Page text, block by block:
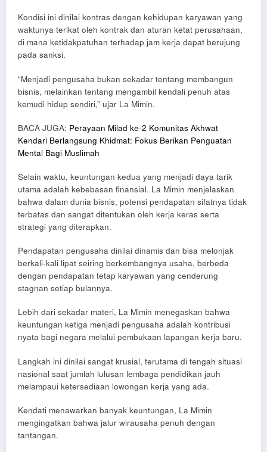
Kondisi ini dinilai kontras dengan kehidupan karyawan yang
waktunya terikat oleh kontrak dan aturan ketat perusahaan,
di mana ketidakpatuhan terhadap jam kerja dapat berujung
pada sanksi.
“Menjadi pengusaha bukan sekadar tentang membangun
bisnis, melainkan tentang mengambil kendali penuh atas
kemudi hidup sendiri,” ujar La Mimin.
BACA JUGA: Perayaan Milad ke-2 Komunitas Akhwat
Kendari Berlangsung Khidmat: Fokus Berikan Penguatan
Mental Bagi Muslimah
Selain waktu, keuntungan kedua yang menjadi daya tarik
utama adalah kebebasan finansial. La Mimin menjelaskan
bahwa dalam dunia bisnis, potensi pendapatan sifatnya tidak
terbatas dan sangat ditentukan oleh kerja keras serta
strategi yang diterapkan.
Pendapatan pengusaha dinilai dinamis dan bisa melonjak
berkali-kali lipat seiring berkembangnya usaha, berbeda
dengan pendapatan tetap karyawan yang cenderung
stagnan setiap bulannya.
Lebih dari sekadar materi, La Mimin menegaskan bahwa
keuntungan ketiga menjadi pengusaha adalah kontribusi
nyata bagi negara melalui pembukaan lapangan kerja baru.
Langkah ini dinilai sangat krusial, terutama di tengah situasi
nasional saat jumlah lulusan lembaga pendidikan jauh
melampaui ketersediaan lowongan kerja yang ada.
Kendati menawarkan banyak keuntungan, La Mimin
mengingatkan bahwa jalur wirausaha penuh dengan
tantangan.